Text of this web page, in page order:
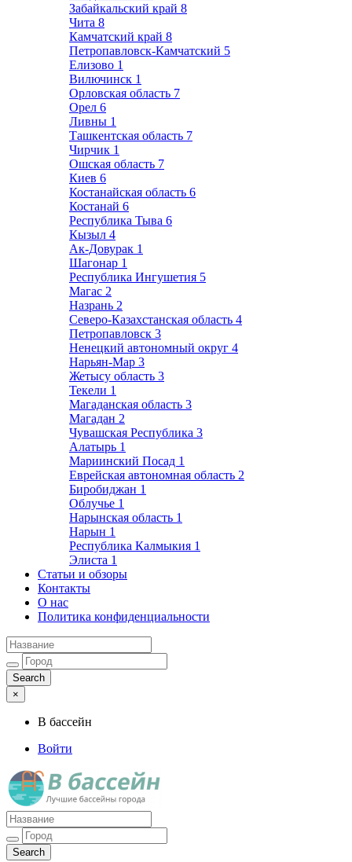
Забайкальский край 8
Чита 8
Камчатский край 8
Петропавловск-Камчатский 5
Елизово 1
Вилючинск 1
Орловская область 7
Орел 6
Ливны 1
Ташкентская область 7
Чирчик 1
Ошская область 7
Киев 6
Костанайская область 6
Костанай 6
Республика Тыва 6
Кызыл 4
Ак-Довурак 1
Шагонар 1
Республика Ингушетия 5
Магас 2
Назрань 2
Северо-Казахстанская область 4
Петропавловск 3
Ненецкий автономный округ 4
Нарьян-Мар 3
Жетысу область 3
Текели 1
Магаданская область 3
Магадан 2
Чувашская Республика 3
Алатырь 1
Мариинский Посад 1
Еврейская автономная область 2
Биробиджан 1
Облучье 1
Нарынская область 1
Нарын 1
Республика Калмыкия 1
Элиста 1
Статьи и обзоры
Контакты
О нас
Политика конфиденциальности
×
В бассейн
Войти
Лучшие бассейны города